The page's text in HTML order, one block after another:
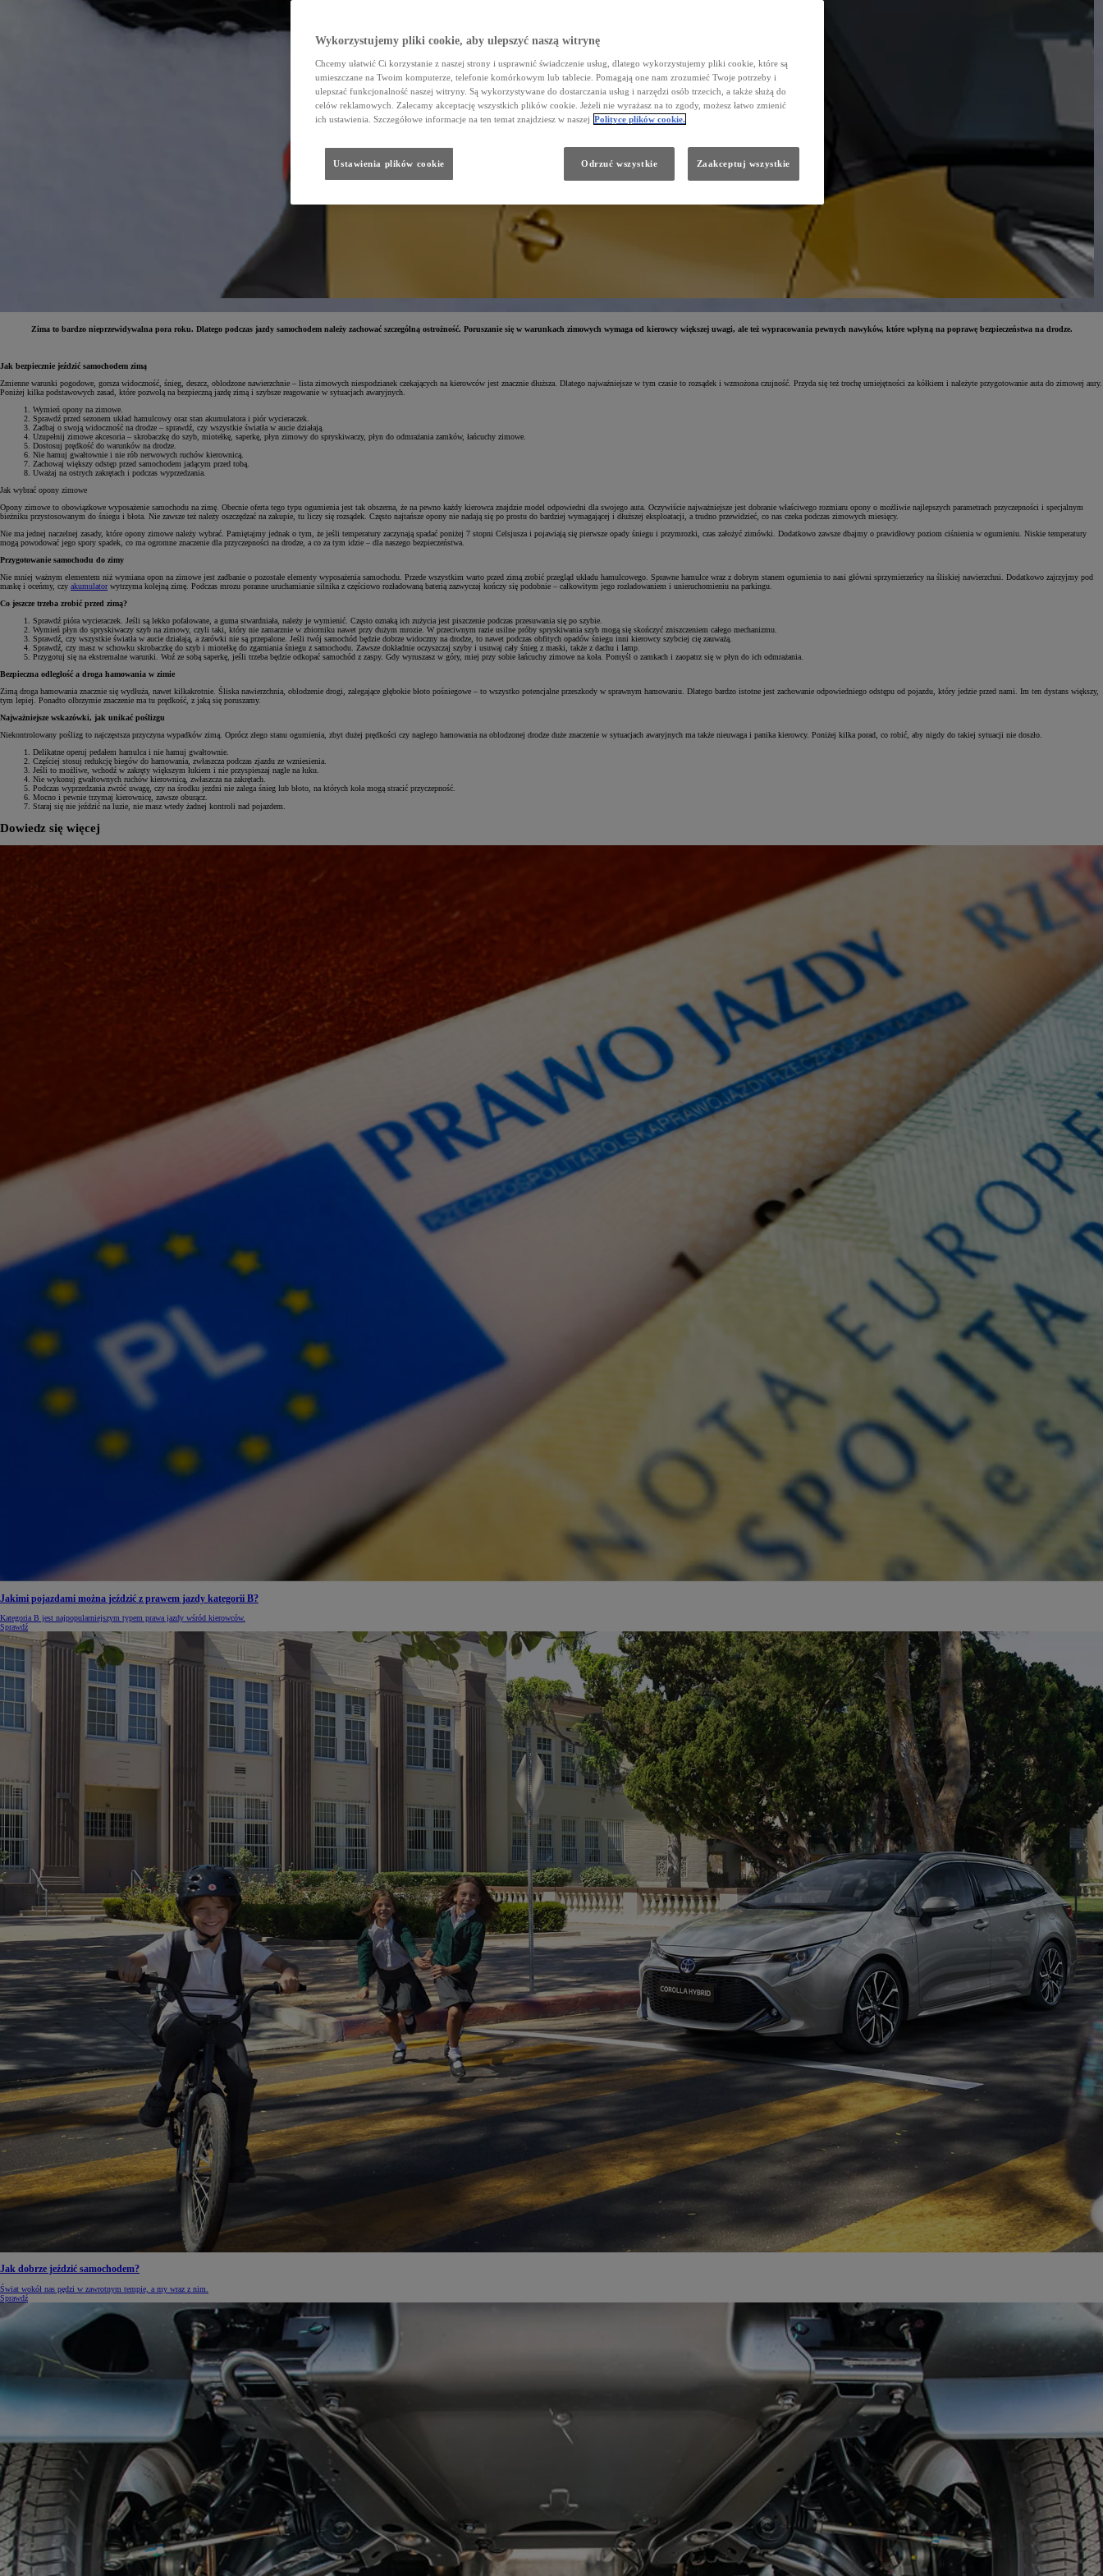
81 900 zł
Od105 300 zł
Zima to bardzo nieprzewidywalna pora roku. Dlatego podczas jazdy samochodem należy zachować szczególną ostrożność. Poruszanie się w warunkach zimowych wymaga od kierowcy większej uwagi, ale też wypracowania pewnych nawyków, które wpłyną na poprawę bezpieczeństwa na drodze.
Jak bezpiecznie jeździć samochodem zimą
Zmienne warunki pogodowe, gorsza widoczność, śnieg, deszcz, oblodzone nawierzchnie – lista zimowych niespodzianek czekających na kierowców jest znacznie dłuższa. Dlatego najważniejsze w tym czasie to rozsądek i wzmożona czujność. Przyda się też trochę umiejętności za kółkiem i należyte przygotowanie auta do zimowej aury.
Poniżej kilka podstawowych zasad, które pozwolą na bezpieczną jazdę zimą i szybsze reagowanie w sytuacjach awaryjnych.
Wymień opony na zimowe.
Sprawdź przed sezonem układ hamulcowy oraz stan akumulatora i piór wycieraczek.
Zadbaj o swoją widoczność na drodze – sprawdź, czy wszystkie światła w aucie działają.
Uzupełnij zimowe akcesoria – skrobaczkę do szyb, miotełkę, saperkę, płyn zimowy do spryskiwaczy, płyn do odmrażania zamków, łańcuchy zimowe.
Dostosuj prędkość do warunków na drodze.
Nie hamuj gwałtownie i nie rób nerwowych ruchów kierownicą.
Zachowaj większy odstęp przed samochodem jadącym przed tobą.
Uważaj na ostrych zakrętach i podczas wyprzedzania.
Jak wybrać opony zimowe
Opony zimowe to obowiązkowe wyposażenie samochodu na zimę. Obecnie oferta tego typu ogumienia jest tak obszerna, że na pewno każdy kierowca znajdzie model odpowiedni dla swojego auta. Oczywiście najważniejsze jest dobranie właściwego rozmiaru opony o możliwie najlepszych parametrach przyczepności i specjalnym
bieżniku przystosowanym do śniegu i błota. Nie zawsze też należy oszczędzać na zakupie, tu liczy się rozsądek. Często najtańsze opony nie nadają się po prostu do bardziej wymagającej i dłuższej eksploatacji, a trudno przewidzieć, co nas czeka podczas zimowych miesięcy.
Nie ma jednej naczelnej zasady, które opony zimowe należy wybrać. Pamiętajmy jednak o tym, że jeśli temperatury zaczynają spadać poniżej 7 stopni Celsjusza i pojawiają się pierwsze opady śniegu i przymrozki, czas założyć zimówki. Dodatkowo zawsze dbajmy o prawidłowy poziom ciśnienia w ogumieniu. Niskie temperatury
mogą powodować jego spory spadek, co ma ogromne znaczenie dla przyczepności na drodze, a co za tym idzie – dla naszego bezpieczeństwa.
Przygotowanie samochodu do zimy
Nie mniej ważnym elementem niż wymiana opon na zimowe jest zadbanie o pozostałe elementy wyposażenia samochodu. Przede wszystkim warto przed zimą zrobić przegląd układu hamulcowego. Sprawne hamulce wraz z dobrym stanem ogumienia to nasi główni sprzymierzeńcy na śliskiej nawierzchni. Dodatkowo zajrzyjmy pod
maskę i oceńmy, czy akumulatorwytrzyma kolejną zimę. Podczas mrozu poranne uruchamianie silnika z częściowo rozładowaną baterią zazwyczaj kończy się podobnie – całkowitym jego rozładowaniem i unieruchomieniu na parkingu.
Co jeszcze trzeba zrobić przed zimą?
Sprawdź pióra wycieraczek. Jeśli są lekko pofalowane, a guma stwardniała, należy je wymienić. Często oznaką ich zużycia jest piszczenie podczas przesuwania się po szybie.
Wymień płyn do spryskiwaczy szyb na zimowy, czyli taki, który nie zamarznie w zbiorniku nawet przy dużym mrozie. W przeciwnym razie usilne próby spryskiwania szyb mogą się skończyć zniszczeniem całego mechanizmu.
Sprawdź, czy wszystkie światła w aucie działają, a żarówki nie są przepalone. Jeśli twój samochód będzie dobrze widoczny na drodze, to nawet podczas obfitych opadów śniegu inni kierowcy szybciej cię zauważą.
Sprawdź, czy masz w schowku skrobaczkę do szyb i miotełkę do zgarniania śniegu z samochodu. Zawsze dokładnie oczyszczaj szyby i usuwaj cały śnieg z maski, także z dachu i lamp.
Przygotuj się na ekstremalne warunki. Woź ze sobą saperkę, jeśli trzeba będzie odkopać samochód z zaspy. Gdy wyruszasz w góry, miej przy sobie łańcuchy zimowe na koła. Pomyśl o zamkach i zaopatrz się w płyn do ich odmrażania.
Bezpieczna odległość a droga hamowania w zimie
Zimą droga hamowania znacznie się wydłuża, nawet kilkakrotnie. Śliska nawierzchnia, oblodzenie drogi, zalegające głębokie błoto pośniegowe – to wszystko potencjalne przeszkody w sprawnym hamowaniu. Dlatego bardzo istotne jest zachowanie odpowiedniego odstępu od pojazdu, który jedzie przed nami. Im ten dystans większy,
tym lepiej. Ponadto olbrzymie znaczenie ma tu prędkość, z jaką się poruszamy.
Najważniejsze wskazówki, jak unikać poślizgu
Niekontrolowany poślizg to najczęstsza przyczyna wypadków zimą. Oprócz złego stanu ogumienia, zbyt dużej prędkości czy nagłego hamowania na oblodzonej drodze duże znaczenie w sytuacjach awaryjnych ma także nieuwaga i panika kierowcy. Poniżej kilka porad, co robić, aby nigdy do takiej sytuacji nie doszło.
Delikatne operuj pedałem hamulca i nie hamuj gwałtownie.
Częściej stosuj redukcję biegów do hamowania, zwłaszcza podczas zjazdu ze wzniesienia.
Jeśli to możliwe, wchodź w zakręty większym łukiem i nie przyspieszaj nagle na łuku.
Nie wykonuj gwałtownych ruchów kierownicą, zwłaszcza na zakrętach.
Podczas wyprzedzania zwróć uwagę, czy na środku jezdni nie zalega śnieg lub błoto, na których koła mogą stracić przyczepność.
Mocno i pewnie trzymaj kierownicę, zawsze oburącz.
Staraj się nie jeździć na luzie, nie masz wtedy żadnej kontroli nad pojazdem.
Dowiedz się więcej
Jakimi pojazdami można jeździć z prawem jazdy kategorii B?
Kategoria B jest najpopularniejszym typem prawa jazdy wśród kierowców.
Sprawdź
Jak dobrze jeździć samochodem?
Świat wokół nas pędzi w zawrotnym tempie, a my wraz z nim.
Sprawdź
Wykorzystujemy pliki cookie, aby ulepszyć naszą witrynę
Chcemy ułatwić Ci korzystanie z naszej strony i usprawnić świadczenie usług, dlatego wykorzystujemy pliki cookie, które są
umieszczane na Twoim komputerze, telefonie komórkowym lub tablecie. Pomagają one nam zrozumieć Twoje potrzeby i
ulepszać funkcjonalność naszej witryny. Są wykorzystywane do dostarczania usług i narzędzi osób trzecich, a także służą do
celów reklamowych. Zalecamy akceptację wszystkich plików cookie. Jeżeli nie wyrażasz na to zgody, możesz łatwo zmienić
ich ustawienia. Szczegółowe informacje na ten temat znajdziesz w naszej Polityce plików cookie.
Odrzuć wszystkie Zaakceptuj wszystkie
Ustawienia plików cookie